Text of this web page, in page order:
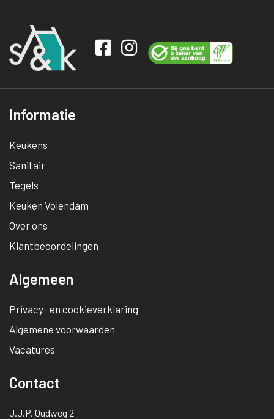
Informatie
Keukens
Sanitair
Tegels
Keuken Volendam
Over ons
Klantbeoordelingen
Algemeen
Privacy- en cookieverklaring
Algemene voorwaarden
Vacatures
Contact
J.J.P. Oudweg 2